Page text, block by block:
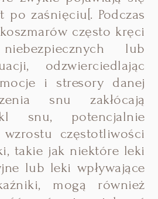
po zaśnięciu[. Podczas
często kręci
lub
odzwierciedlając
i stresory danej
snu zakłócają
snu, potencjalnie
częstotliwości
takie jak niektóre leki
lub leki wpływające
mogą również